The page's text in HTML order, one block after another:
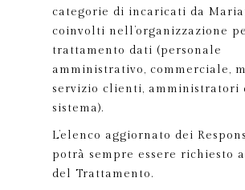
categorie di incaricati da
coinvolti nell’organizzazione
trattamento dati (personale
amministrativo, commerciale,
servizio clienti, amministratori
sistema).
L’elenco aggiornato dei
potrà sempre essere richiesto
del Trattamento.